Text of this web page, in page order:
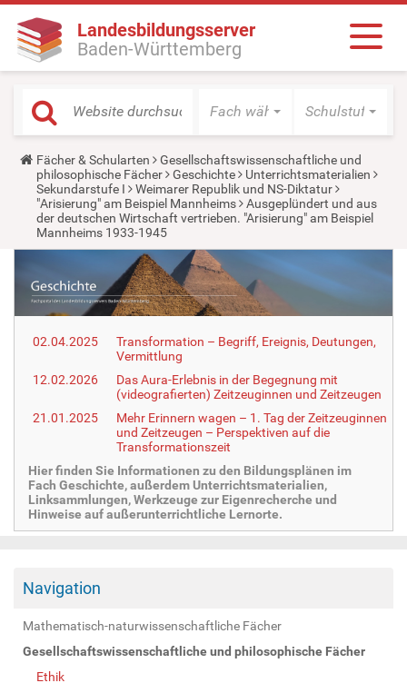
Landesbildungsserver
Baden-Württemberg
Fach wählen Schulstufe
Y
o
u
a
r
e
h
e
:
Fächer & Schularten
Gesellschaftswissenschaftliche und
philosophische Fächer
Geschichte
Unterrichtsmaterialien
Sekundarstufe I
Weimarer Republik und NS-Diktatur
"Arisierung" am Beispiel Mannheims
Ausgeplündert und aus
der deutschen Wirtschaft vertrieben. "Arisierung" am Beispiel
Mannheims 1933-1945
02.04.2025
Transformation – Begriff, Ereignis, Deutungen,
Vermittlung
12.02.2026
Das Aura-Erlebnis in der Begegnung mit
(videografierten) Zeitzeuginnen und Zeitzeugen
21.01.2025
Mehr Erinnern wagen – 1. Tag der Zeitzeuginnen
und Zeitzeugen – Perspektiven auf die
Transformationszeit
Hier finden Sie Informationen zu den Bildungsplänen im
Fach Geschichte, außerdem Unterrichtsmaterialien,
Linksammlungen, Werkzeuge zur Eigenrecherche und
Hinweise auf außerunterrichtliche Lernorte.
Navigation
Mathematisch-naturwissenschaftliche Fächer
Gesellschaftswissenschaftliche und philosophische Fächer
Ethik